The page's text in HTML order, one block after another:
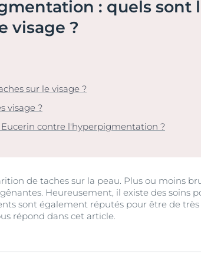
Anti-Rougeurs & Ultra
Sensible
Notre engagement
le produit
: quels sont
visage ?
sur le visage ?
visage ?
contre l'hyperpigmentation ?
de taches sur la peau. Plus ou moins
Heureusement, il existe des soins
sont également réputés pour être de très
répond dans cet article.